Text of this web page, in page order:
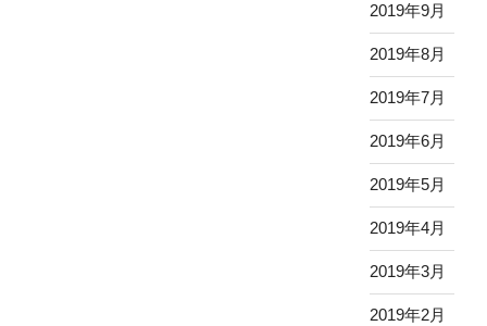
2019年9月
2019年8月
2019年7月
2019年6月
2019年5月
2019年4月
2019年3月
2019年2月